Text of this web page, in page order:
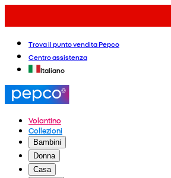
Trova il punto vendita Pepco
Centro assistenza
Italiano
Volantino
Collezioni
Bambini
Donna
Casa